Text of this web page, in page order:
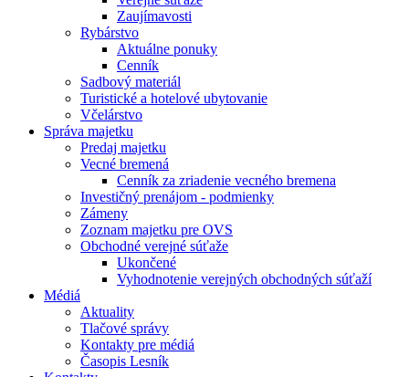
Zaujímavosti
Rybárstvo
Aktuálne ponuky
Cenník
Sadbový materiál
Turistické a hotelové ubytovanie
Včelárstvo
Správa majetku
Predaj majetku
Vecné bremená
Cenník za zriadenie vecného bremena
Investičný prenájom - podmienky
Zámeny
Zoznam majetku pre OVS
Obchodné verejné súťaže
Ukončené
Vyhodnotenie verejných obchodných súťaží
Médiá
Aktuality
Tlačové správy
Kontakty pre médiá
Časopis Lesník